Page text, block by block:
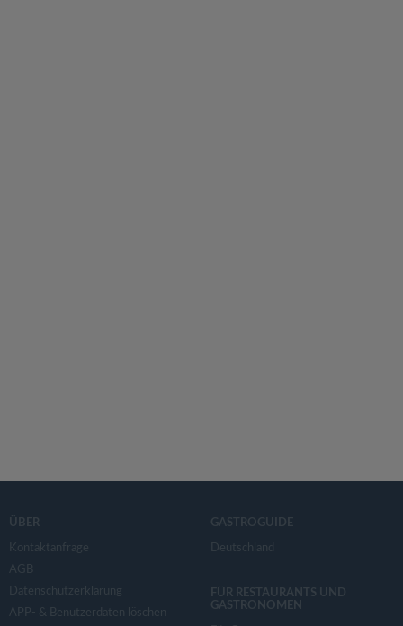
ÜBER
Kontaktanfrage
AGB
Datenschutzerklärung
APP- & Benutzerdaten löschen
GASTROGUIDE
Deutschland
FÜR RESTAURANTS UND
GASTRONOMEN